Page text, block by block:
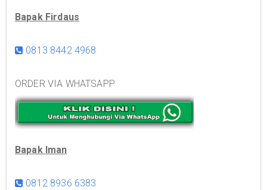
Bapak Firdaus
0813 8442 4968
ORDER VIA WHATSAPP
Bapak Iman
0812 8936 6383